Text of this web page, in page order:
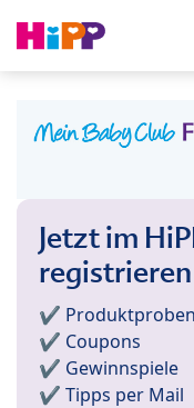
Jetzt im
registrieren
✔️ Produktproben
✔️ Coupons
✔️ Gewinnspiele
✔️ Tipps per Mail